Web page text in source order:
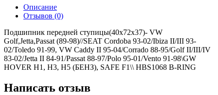
Описание
Отзывов (0)
Подшипник передней ступицы(40x72x37)- VW
Golf,Jetta,Passat (89-98)//SEAT Cordoba 93-02/Ibiza II/III 93-
02/Toledo 91-99, VW Caddy II 95-04/Corrado 88-95/Golf II/III/IV
83-02/Jetta II 84-91/Passat 88-97/Polo 95-01/Vento 91-98\GW
HOVER H1, H3, H5 (БЕНЗ), SAFE F1\\ HBS1068 B-RING
Написать отзыв